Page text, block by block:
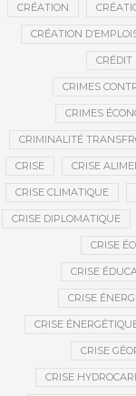
CRÉATION
CRÉATION
CRÉDIT
CRIMES
CRIMES
CRIMINALITÉ
CRISE CRISE
CRISE CLIMATIQUE
CRISE DIPLOMATIQUE
CRISE
CRISE
CRISE
CRISE
CRISE
CRISE